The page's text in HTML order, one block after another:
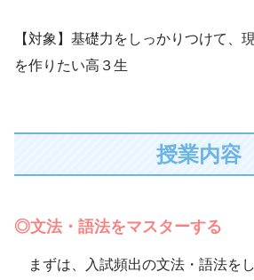
【対象】基礎力をしっかりつけて、
を作りたい高３生
授業内容
◎文法・語法をマスターする
まずは、入試頻出の文法・語法を